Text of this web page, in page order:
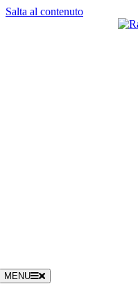
Salta al contenuto
MENU